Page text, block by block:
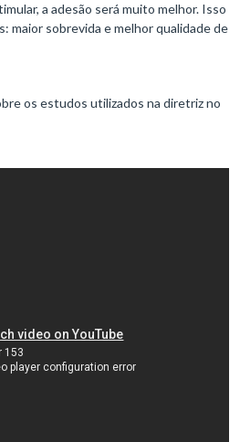
a adesão será muito melhor. Isso
maior sobrevida e melhor qualidade de
os estudos utilizados na diretriz no